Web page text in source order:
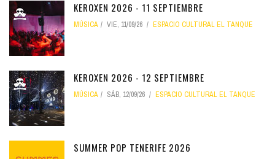
KEROXEN 2026 - 11 SEPTIEMBRE
MÚSICA VIE, 11/09/26 ESPACIO CULTURAL EL TANQUE
KEROXEN 2026 - 12 SEPTIEMBRE
MÚSICA SÁB, 12/09/26 ESPACIO CULTURAL EL TANQUE
SUMMER POP TENERIFE 2026